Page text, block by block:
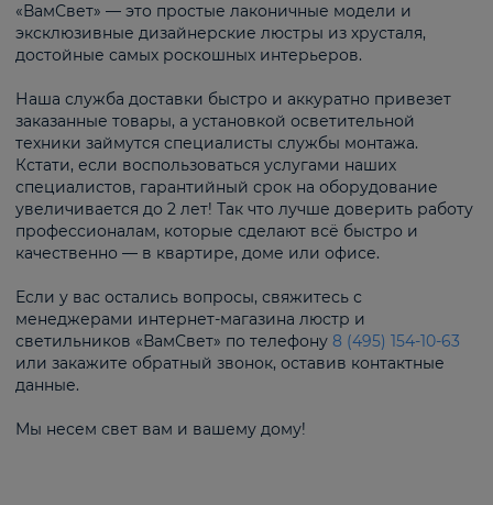
«ВамСвет» — это простые лаконичные модели и
эксклюзивные дизайнерские люстры из хрусталя,
достойные самых роскошных интерьеров.
Наша служба доставки быстро и аккуратно привезет
заказанные товары, а установкой осветительной
техники займутся специалисты службы монтажа.
Кстати, если воспользоваться услугами наших
специалистов, гарантийный срок на оборудование
увеличивается до 2 лет! Так что лучше доверить работу
профессионалам, которые сделают всё быстро и
качественно — в квартире, доме или офисе.
Если у вас остались вопросы, свяжитесь с
менеджерами интернет-магазина люстр и
светильников «ВамСвет» по телефону 8 (495) 154-10-63
или закажите обратный звонок, оставив контактные
данные.
Мы несем свет вам и вашему дому!